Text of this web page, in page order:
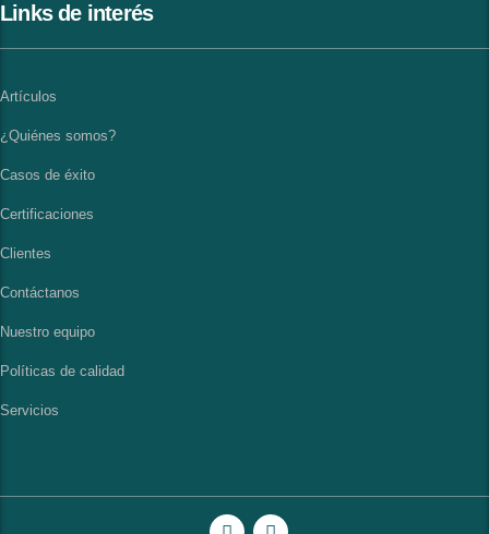
Links de interés
Artículos
¿Quiénes somos?
Casos de éxito
Certificaciones
Clientes
Contáctanos
Nuestro equipo
Políticas de calidad
Servicios